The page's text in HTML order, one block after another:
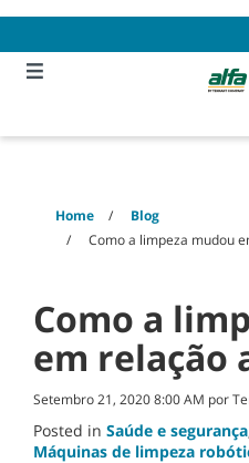
content
navigation
menu
Home
Blog
Como a limpeza mudou
Como a
em relação
Setembro 21, 2020 8:00 AM por
Posted in Saúde e segurança
Máquinas de limpeza